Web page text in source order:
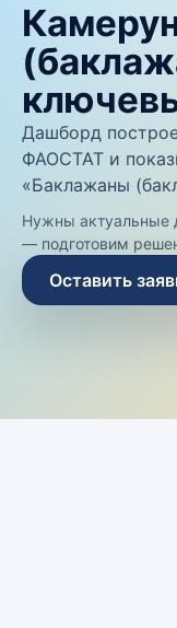
Дашборд
ФАОСТАТ и
«Баклажаны
Нужны актуальные
— подготовим
Оставить